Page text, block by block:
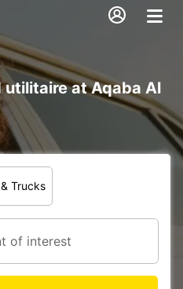
utilitaire at Aqaba Al
Trucks